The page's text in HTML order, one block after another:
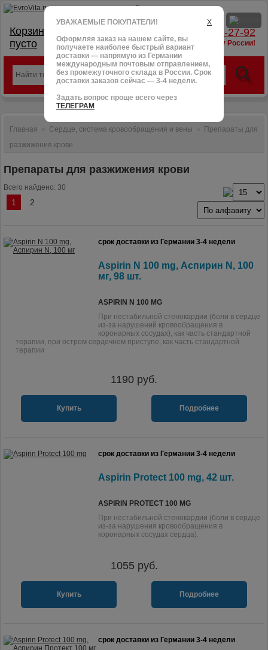
тел.: +7 (966) 095-27-92
доставим в любую точку России!
Корзина:
пусто
X
УВАЖАЕМЫЕ ПОКУПАТЕЛИ!
Оформляя заказ на нашем сайте, вы
получаете наиболее быстрый вариант
доставки — напрямую из Германии
международным почтовым отправлением,
без промежуточного склада в России. Срок
доставки заказов сейчас — 3-4 недели.
Задать вопрос проще всего через
ТЕЛЕГРАМ
Главная > Сердце, система кровообращения и вены >
Препараты для
разжижения крови
Препараты для разжижения крови
Всего найдено: 30
1 2
срок доставки из Германии 3-4 недели
Aspirin N 100 mg, Аспирин N, 100
мг, 98 шт.
ASPIRIN N 100 MG
При нестабильной стенокардии (боли в сердце
из-за нарушений кровообращения в
коронарных сосудах), как часть стандартной
терапии, при остром сердечном приступе, как часть стандартной
терапии
1190 руб.
Купить Подробнее
срок доставки из Германии 3-4 недели
Aspirin Protect 100 mg, 42 шт.
ASPIRIN PROTECT 100 MG
При нестабильной стенокардии (боли в сердце
из-за нарушения кровообращения в
коронарных сосудах сердца).
1055 руб.
Купить Подробнее
срок доставки из Германии 3-4 недели